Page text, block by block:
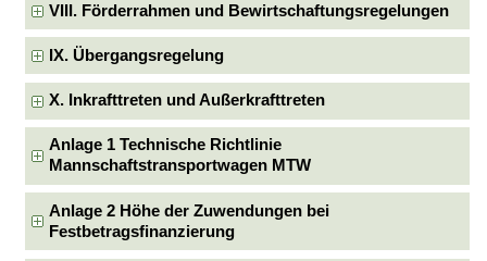
VIII. Förderrahmen und Bewirtschaftungsregelungen
IX. Übergangsregelung
X. Inkrafttreten und Außerkrafttreten
Anlage 1 Technische Richtlinie
Mannschaftstransportwagen MTW
Anlage 2 Höhe der Zuwendungen bei
Festbetragsfinanzierung